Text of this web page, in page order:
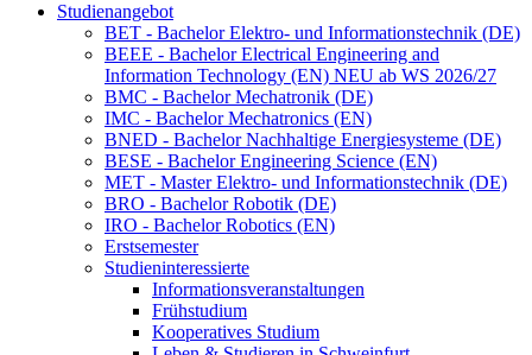
Studienangebot
BET - Bachelor Elektro- und Informationstechnik (DE)
BEEE - Bachelor Electrical Engineering and
Information Technology (EN) NEU ab WS 2026/27
BMC - Bachelor Mechatronik (DE)
IMC - Bachelor Mechatronics (EN)
BNED - Bachelor Nachhaltige Energiesysteme (DE)
BESE - Bachelor Engineering Science (EN)
MET - Master Elektro- und Informationstechnik (DE)
BRO - Bachelor Robotik (DE)
IRO - Bachelor Robotics (EN)
Erstsemester
Studieninteressierte
Informationsveranstaltungen
Frühstudium
Kooperatives Studium